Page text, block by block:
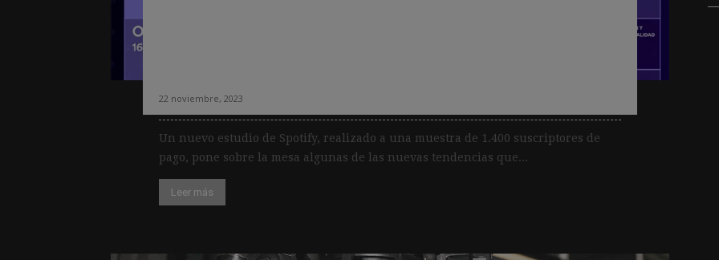
22 noviembre, 2023
Un nuevo estudio de Spotify, realizado a una muestra de 1.400 suscriptores de
pago, pone sobre la mesa algunas de las nuevas tendencias que...
Leer más